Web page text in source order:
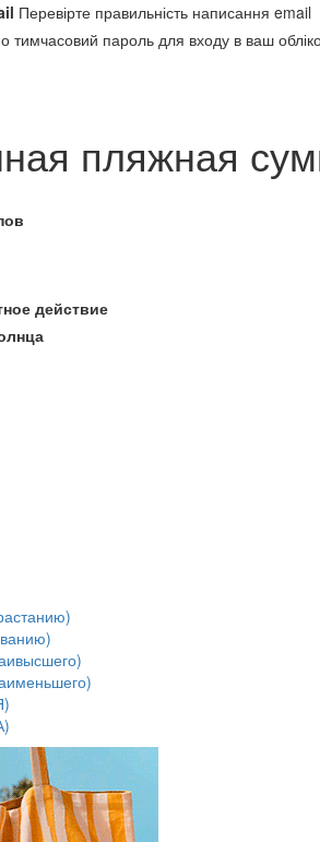
Перевірте правильність написання email
тимчасовий пароль для входу в ваш
пляжная
действие